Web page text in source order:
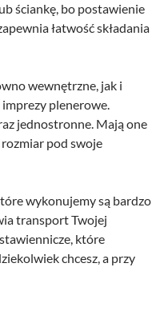
ściankę, bo postawienie
łatwość składania
wewnętrzne, jak i
plenerowe.
jednostronne. Mają one
pod swoje
wykonujemy są bardzo
transport Twojej
które
chcesz, a przy